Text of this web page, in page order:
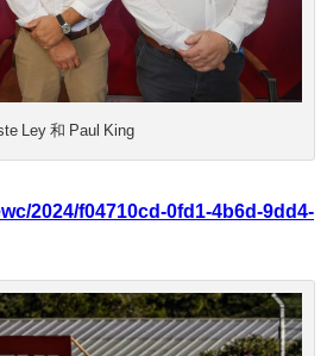
Ley 和 Paul King
2024/f04710cd-0fd1-4b6d-9dd4-